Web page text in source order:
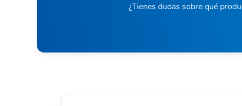
¿Tienes dudas sobre qué